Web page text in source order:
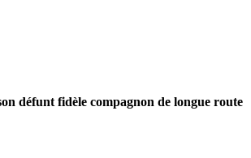
défunt fidèle compagnon de longue route